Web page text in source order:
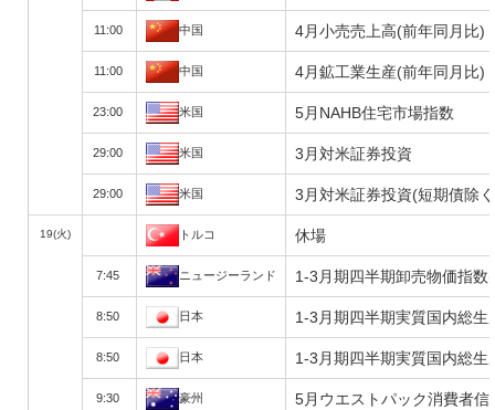
11:00 中国 4月小売売上高(前年同月比)
11:00 中国 4月鉱工業生産(前年同月比)
23:00 米国 5月NAHB住宅市場指数
29:00 米国 3月対米証券投資
29:00 米国 3月対米証券投資(短期債除
19(火) トルコ 休場
7:45 ニュージーランド 1-3月期四半期卸売物価指
8:50 日本 1-3月期四半期実質国内総
8:50 日本 1-3月期四半期実質国内総
9:30 豪州 5月ウエストパック消費者